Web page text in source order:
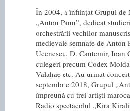
În 2004, a înfiinţat Grupul de
„Anton Pann”, dedicat
orchestrării vechilor
medievale semnate de Anton
Ucenescu, D. Cantemir, Ioan
culegeri precum Codex
Valahae etc. Au urmat
septembrie 2018, Grupul
împreună cu trei artişti
Radio spectacolul „Kira